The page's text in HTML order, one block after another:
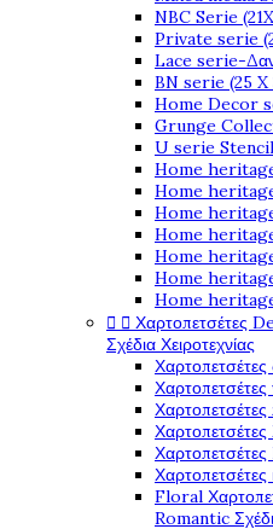
NBC Serie
Private serie
Lace serie-
BN serie (25 X
Home Decor
Grunge
U serie Stencil
Home
Home
Home
Home
Home
Home
Home
  Χαρτοπετσέτες
Σχέδια Χειροτεχνίας
Χαρτοπετσέτες
Χαρτοπετσέτες
Χαρτοπετσέτες
Χαρτοπετσέτες
Χαρτοπετσέτες
Floral
Romantic